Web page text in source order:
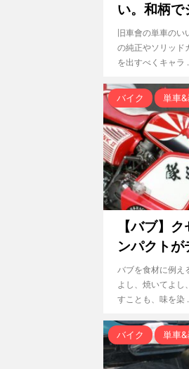
い。和柄
旧車會の単車の
の純正やソリッド
を出すべくキャラ
バイク 単車
【バブ】
ンパクト
バブを食材に例え
よし、焼いてよし
すことも、味を染
バイク 単車